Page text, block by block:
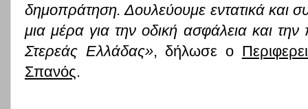
δημοπράτηση. Δουλεύουμε εντατικά και
μια μέρα για την οδική ασφάλεια και
Στερεάς Ελλάδας», δήλωσε ο
Σπανός.